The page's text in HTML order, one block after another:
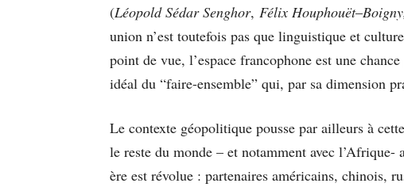
(Léopold Sédar Senghor, Félix Houphouët–
union n’est toutefois pas que linguistique et
point de vue, l’espace francophone est une
idéal du “faire-ensemble” qui, par sa dimension
Le contexte géopolitique pousse par ailleurs à
le reste du monde – et notamment avec
ère est révolue : partenaires américains, chinois,